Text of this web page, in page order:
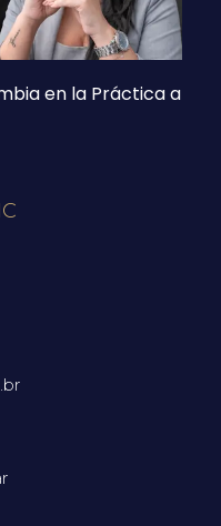
en la Práctica a